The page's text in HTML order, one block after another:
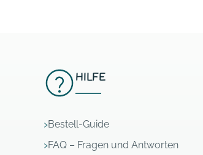
HILFE
Bestell-Guide
FAQ – Fragen und Antworten